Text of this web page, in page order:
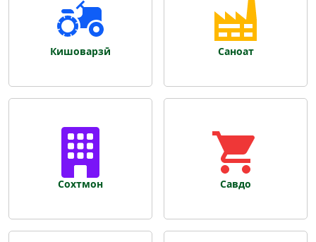
Кишоварзӣ Саноат
Сохтмон Савдо